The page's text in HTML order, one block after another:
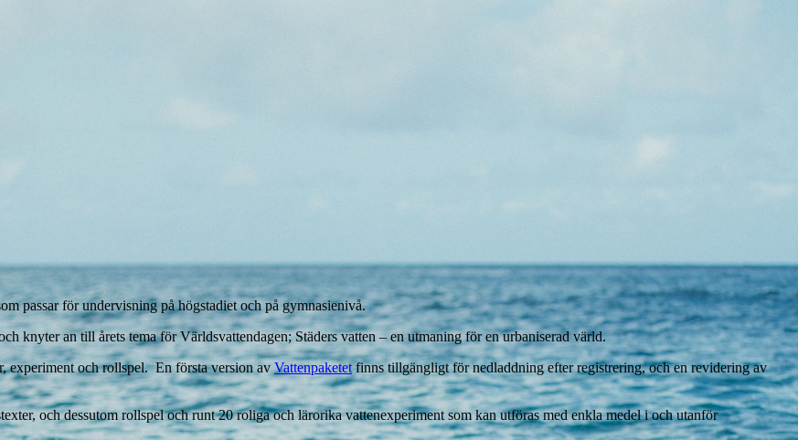
passar för undervisning på högstadiet och på gymnasienivå.
knyter an till årets tema för Världsvattendagen; Städers vatten – en utmaning för en urbaniserad värld.
experiment och rollspel. En första version avVattenpaketetfinns tillgängligt för nedladdning efter registrering, och en revidering av
och dessutom rollspel och runt 20 roliga och lärorika vattenexperiment som kan utföras med enkla medel i och utanför